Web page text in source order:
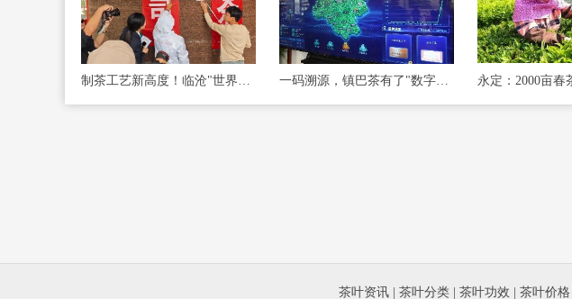
一码溯源，镇巴茶有了"数字身份证"
茶叶资讯 茶叶分类 茶叶功效 茶叶价格